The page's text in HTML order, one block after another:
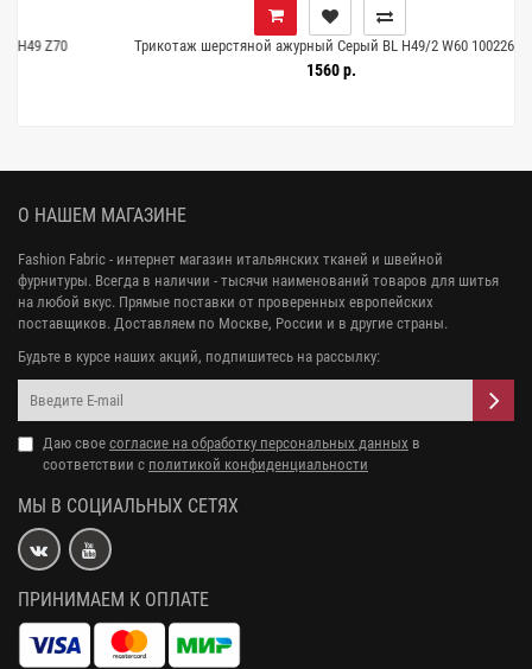
Трикотаж шерстяной ажурный Серый BL H49/2 W60 10022660
О НАШЕМ МАГАЗИНЕ
Fashion Fabric - интернет магазин итальянских тканей и швейной
фурнитуры. Всегда в наличии - тысячи наименований товаров для шитья
на любой вкус. Прямые поставки от проверенных европейских
поставщиков. Доставляем по Москве, России и в другие страны.
Будьте в курсе наших акций, подпишитесь на рассылку:
Даю свое согласие на обработку персональных данных в
соответствии с политикой конфиденциальности
МЫ В СОЦИАЛЬНЫХ СЕТЯХ
ПРИНИМАЕМ К ОПЛАТЕ